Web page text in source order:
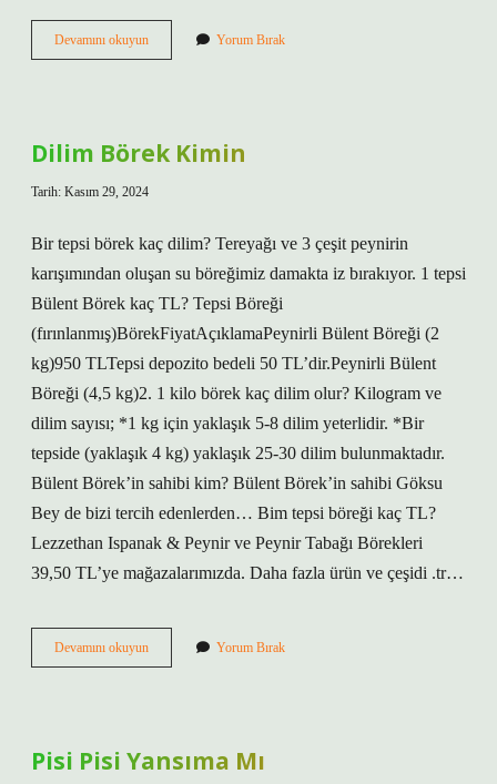
Devamını okuyunÇekme
Belgeli
2024
Yorum Bırak
Dilim Börek Kimin
Tarih: Kasım 29, 2024
Bir tepsi börek kaç dilim? Tereyağı ve 3 çeşit peynirin
karışımından oluşan su böreğimiz damakta iz bırakıyor. 1 tepsi
Bülent Börek kaç TL? Tepsi Böreği
(fırınlanmış)BörekFiyatAçıklamaPeynirli Bülent Böreği (2
kg)950 TLTepsi depozito bedeli 50 TL’dir.Peynirli Bülent
Böreği (4,5 kg)2. 1 kilo börek kaç dilim olur? Kilogram ve
dilim sayısı; *1 kg için yaklaşık 5-8 dilim yeterlidir. *Bir
tepside (yaklaşık 4 kg) yaklaşık 25-30 dilim bulunmaktadır.
Bülent Börek’in sahibi kim? Bülent Börek’in sahibi Göksu
Bey de bizi tercih edenlerden… Bim tepsi böreği kaç TL?
Lezzethan Ispanak & Peynir ve Peynir Tabağı Börekleri
39,50 TL’ye mağazalarımızda. Daha fazla ürün ve çeşidi .tr…
Devamını okuyunDilim
Börek
Yorum Bırak
Pisi Pisi Yansıma Mı